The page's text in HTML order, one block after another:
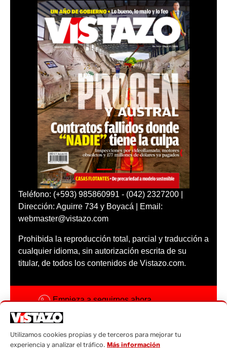
Teléfono: (+593) 985860991 - (042) 2327200 |
Dirección: Aguirre 734 y Boyacá | Email:
webmaster@vistazo.com
Prohibida la reproducción total, parcial y traducción a
cualquier idioma, sin autorización escrita de su
titular, de todos los contenidos de Vistazo.com.
Empieza a seguirnos ahora
Código ética
Utilizamos cookies propias y de terceros para mejorar tu
experiencia y analizar el tráfico. Más información